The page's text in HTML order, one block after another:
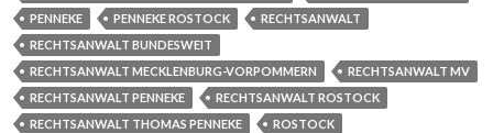
PENNEKE
PENNEKE ROSTOCK
RECHTSANWALT
RECHTSANWALT BUNDESWEIT
RECHTSANWALT MECKLENBURG-VORPOMMERN
RECHTSANWALT MV
RECHTSANWALT PENNEKE
RECHTSANWALT ROSTOCK
RECHTSANWALT THOMAS PENNEKE
ROSTOCK